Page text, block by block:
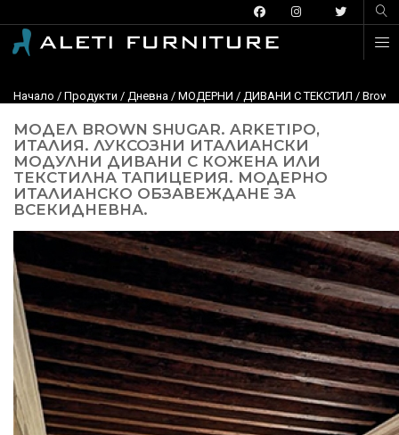
Начало / Продукти / Дневна / МОДЕРНИ / ДИВАНИ С ТЕКСТИЛ / Brown
МОДЕЛ BROWN SHUGAR. ARKETIPO,
ИТАЛИЯ. ЛУКСОЗНИ ИТАЛИАНСКИ
МОДУЛНИ ДИВАНИ С КОЖЕНА ИЛИ
ТЕКСТИЛНА ТАПИЦЕРИЯ. МОДЕРНО
ИТАЛИАНСКО ОБЗАВЕЖДАНЕ ЗА
ВСЕКИДНЕВНА.